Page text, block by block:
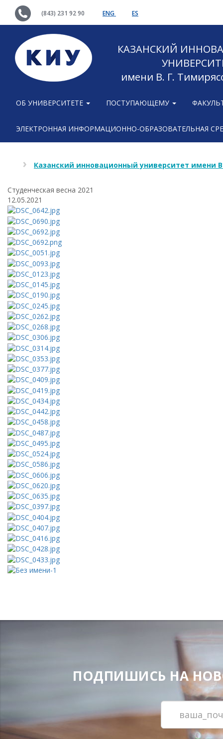
(843) 231 92 90 ENG ES
КАЗАНСКИЙ
имени В. Г.
ОБ УНИВЕРСИТЕТЕ ПОСТУПАЮЩЕМУ
ЭЛЕКТРОННАЯ ИНФОРМАЦИОННО-ОБРАЗОВАТЕЛЬНАЯ
Казанский инновационный университет имени
Cтуденческая весна 2021
12.05.2021
ПОДПИШИСЬ НА